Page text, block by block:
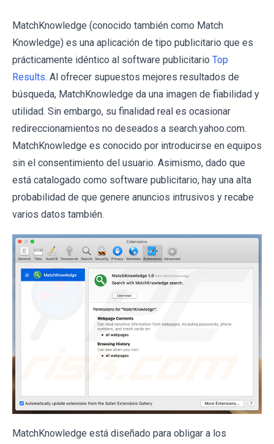
MatchKnowledge (conocido también como Match
Knowledge) es una aplicación de tipo publicitario que es
prácticamente idéntico al software publicitario Top
Results. Al ofrecer supuestos mejores resultados de
búsqueda, MatchKnowledge da una imagen de fiabilidad y
utilidad. Sin embargo, su finalidad real es ocasionar
redireccionamientos no deseados a search.yahoo.com.
MatchKnowledge es conocido por introducirse en equipos
sin el consentimiento del usuario. Asimismo, dado que
está catalogado como software publicitario, hay una alta
probabilidad de que genere anuncios intrusivos y recabe
varios datos también.
MatchKnowledge está diseñado para obligar a los